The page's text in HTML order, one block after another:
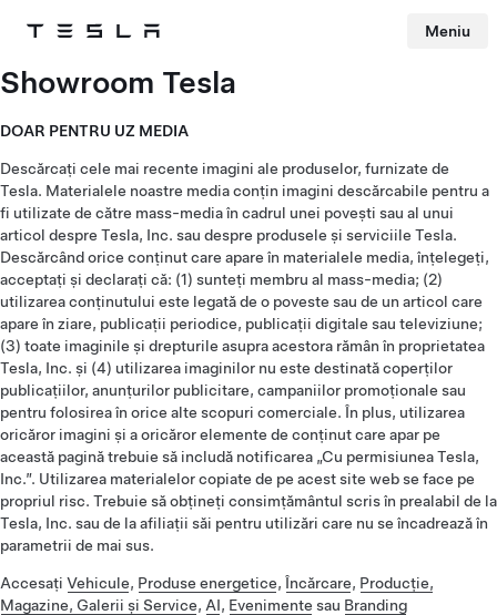
Tesla Meniu
Showroom Tesla
DOAR PENTRU UZ MEDIA
Descărcați cele mai recente imagini ale produselor, furnizate de
Tesla. Materialele noastre media conțin imagini descărcabile pentru a
fi utilizate de către mass-media în cadrul unei povești sau al unui
articol despre Tesla, Inc. sau despre produsele și serviciile Tesla.
Descărcând orice conținut care apare în materialele media, înțelegeți,
acceptați și declarați că: (1) sunteți membru al mass-media; (2)
utilizarea conținutului este legată de o poveste sau de un articol care
apare în ziare, publicații periodice, publicații digitale sau televiziune;
(3) toate imaginile și drepturile asupra acestora rămân în proprietatea
Tesla, Inc. și (4) utilizarea imaginilor nu este destinată coperților
publicațiilor, anunțurilor publicitare, campaniilor promoționale sau
pentru folosirea în orice alte scopuri comerciale. În plus, utilizarea
oricăror imagini și a oricăror elemente de conținut care apar pe
această pagină trebuie să includă notificarea „Cu permisiunea Tesla,
Inc.”. Utilizarea materialelor copiate de pe acest site web se face pe
propriul risc. Trebuie să obțineți consimțământul scris în prealabil de la
Tesla, Inc. sau de la afiliații săi pentru utilizări care nu se încadrează în
parametrii de mai sus.
Accesați Vehicule, Produse energetice, Încărcare, Producție,
Magazine, Galerii și Service, AI, Evenimente sau Branding